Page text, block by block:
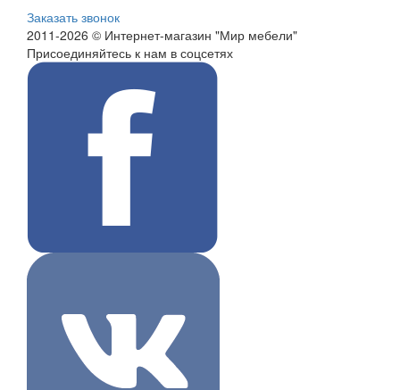
Заказать звонок
2011-2026 © Интернет-магазин "Мир мебели"
Присоединяйтесь к нам в соцсетях